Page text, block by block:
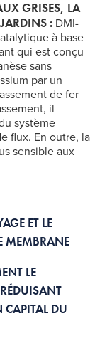
GRISES, LA
: DMI-
à base
qui est conçu
sans
par un
de fer
il
système
flux. En outre, la
sensible aux
ET LE
MEMBRANE
LE
CAPITAL DU